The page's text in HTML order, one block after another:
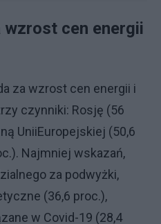
cen energii
za wzrost cen energii i
czynniki: Rosję (56
UniiEuropejskiej (50,6
Najmniej wskazań,
za podwyżki,
(36,6 proc.),
w Covid-19 (28,4